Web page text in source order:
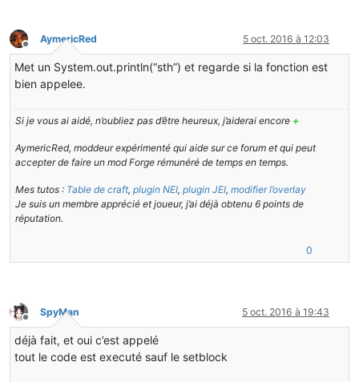
Hors-ligne
AymericRed 5 oct. 2016 à 12:03
Met un System.out.println(“sth”) et regarde si la fonction est
bien appelee.
Si je vous ai aidé, n’oubliez pas d’être heureux, j’aiderai encore +
AymericRed, moddeur expérimenté qui aide sur ce forum et qui peut
accepter de faire un mod Forge rémunéré de temps en temps.
Mes tutos : Table de craft, plugin NEI, plugin JEI, modifier l’overlay
Je suis un membre apprécié et joueur, j’ai déjà obtenu 6 points de
réputation.
0
Hors-ligne
SpyMan 5 oct. 2016 à 19:43
déjà fait, et oui c’est appelé
tout le code est executé sauf le setblock